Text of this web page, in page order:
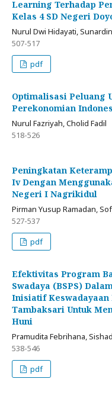
Learning Terhadap
Kelas 4 SD Negeri
Nurul Dwi Hidayati,
507-517
pdf
Optimalisasi Peluang
Perekonomian
Nurul Fazriyah, Cholid Fadil
518-526
Peningkatan
Iv Dengan
Negeri I Nagrikidul
Pirman Yusup Ramadan,
527-537
pdf
Efektivitas Program
Swadaya (BSPS)
Inisiatif Keswadayaan
Tambaksari Untuk
Huni
Pramudita Febrihana,
538-546
pdf